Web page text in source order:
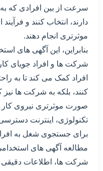
سرعت از بین افرادی که
دارند، انتخاب کنند و
موثرتری انجام دهند.
بنابراین، این آگهی های
شرکت ها و افراد جویای
افراد کمک می کند تا به
کنند، بلکه به شرکت ها
صورت موثرتری نیروی کار
تکنولوژی، اینترنت
برای جستجوی شغل به
مطالعه آگهی های
شرکت ها، اطلاعات